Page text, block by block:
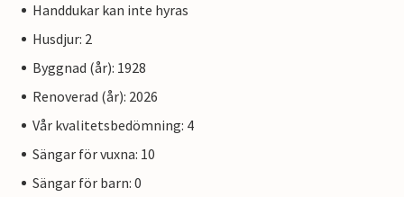
Handdukar kan inte hyras
Husdjur: 2
Byggnad (år): 1928
Renoverad (år): 2026
Vår kvalitetsbedömning: 4
Sängar för vuxna: 10
Sängar för barn: 0